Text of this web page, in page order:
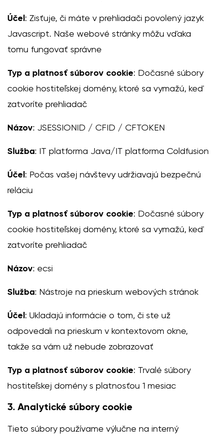
Zmeniť región
Vyberte jazyk
Účel : Zisťuje, či máte v prehliadači povolený jazyk
Javascript. Naše webové stránky môžu vďaka
tomu fungovať správne
Typ a platnosť súborov cookie: Dočasné súbory
cookie hostiteľskej domény, ktoré sa vymažú, keď
zatvoríte prehliadač
Názov: JSESSIONID / CFID / CFTOKEN
Služba: IT platforma Java/IT platforma Coldfusion
Účel : Počas vašej návštevy udržiavajú bezpečnú
reláciu
Typ a platnosť súborov cookie: Dočasné súbory
cookie hostiteľskej domény, ktoré sa vymažú, keď
zatvoríte prehliadač
Názov: ecsi
Služba: Nástroje na prieskum webových stránok
Účel : Ukladajú informácie o tom, či ste už
odpovedali na prieskum v kontextovom okne,
takže sa vám už nebude zobrazovať
Typ a platnosť súborov cookie: Trvalé súbory
hostiteľskej domény s platnosťou 1 mesiac
3. Analytické súbory cookie
Tieto súbory používame výlučne na interný